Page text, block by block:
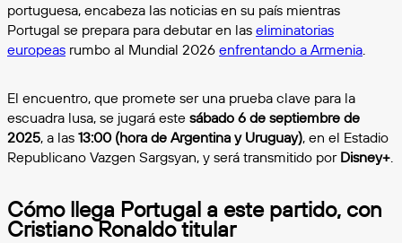
portuguesa, encabeza las noticias en su país mientras
Portugal se prepara para debutar en las eliminatorias
europeas rumbo al Mundial 2026 enfrentando a Armenia.
El encuentro, que promete ser una prueba clave para la
escuadra lusa, se jugará este sábado 6 de septiembre de
2025, a las 13:00 (hora de Argentina y Uruguay), en el Estadio
Republicano Vazgen Sargsyan, y será transmitido por Disney+.
Cómo llega Portugal a este partido, con
Cristiano Ronaldo titular